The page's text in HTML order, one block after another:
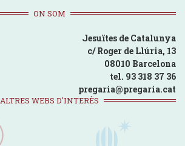
ON SOM
Jesuïtes de Catalunya
c/ Roger de Llúria, 13
08010 Barcelona
tel. 93 318 37 36
pregaria@pregaria.cat
ALTRES WEBS D'INTERÈS